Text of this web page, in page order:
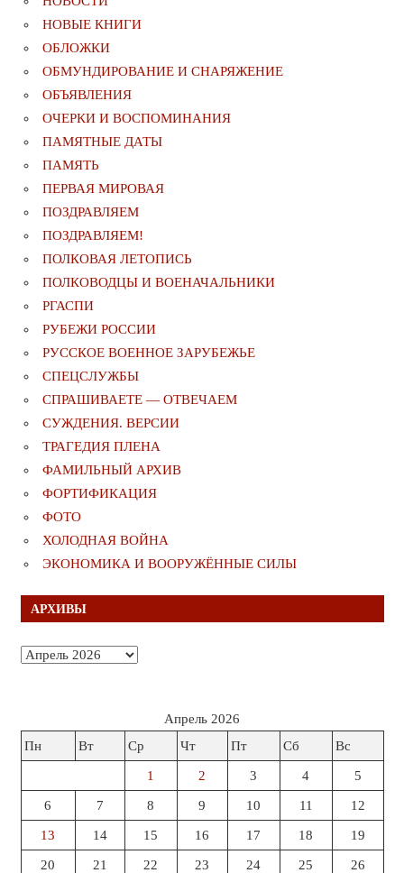
НОВЫЕ КНИГИ
ОБЛОЖКИ
ОБМУНДИРОВАНИЕ И СНАРЯЖЕНИЕ
ОБЪЯВЛЕНИЯ
ОЧЕРКИ И ВОСПОМИНАНИЯ
ПАМЯТНЫЕ ДАТЫ
ПАМЯТЬ
ПЕРВАЯ МИРОВАЯ
ПОЗДРАВЛЯЕМ
ПОЗДРАВЛЯЕМ!
ПОЛКОВАЯ ЛЕТОПИСЬ
ПОЛКОВОДЦЫ И ВОЕНАЧАЛЬНИКИ
РГАСПИ
РУБЕЖИ РОССИИ
РУССКОЕ ВОЕННОЕ ЗАРУБЕЖЬЕ
СПЕЦСЛУЖБЫ
СПРАШИВАЕТЕ — ОТВЕЧАЕМ
СУЖДЕНИЯ. ВЕРСИИ
ТРАГЕДИЯ ПЛЕНА
ФАМИЛЬНЫЙ АРХИВ
ФОРТИФИКАЦИЯ
ФОТО
ХОЛОДНАЯ ВОЙНА
ЭКОНОМИКА И ВООРУЖЁННЫЕ СИЛЫ
АРХИВЫ
Архивы
Апрель 2026
Пн
Вт Ср Чт Пт Сб Вс
1 2 3 4 5
6 7 8 9 10 11 12
13 14 15 16 17 18 19
20 21 22 23 24 25 26